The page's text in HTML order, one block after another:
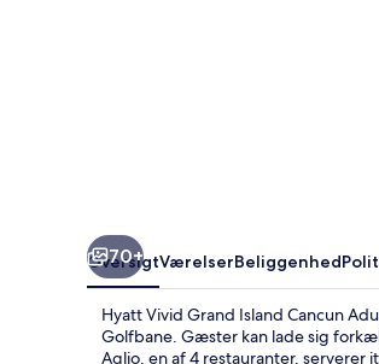
70+
OversigtVærelserBeliggenhed
Hyatt Vivid Grand Island Cancun
Golfbane. Gæster kan lade sig
Aglio, en af 4 restauranter,